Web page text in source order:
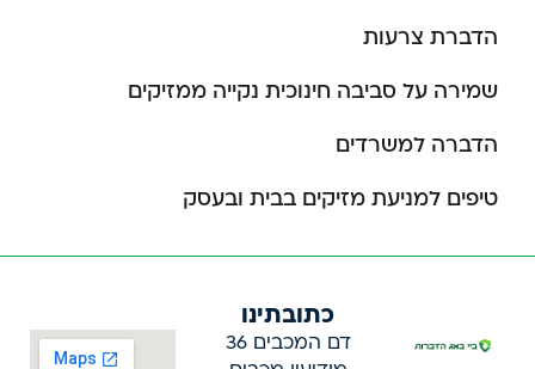
הדברת צרעות
שמירה על סביבה חינוכית נקייה ממזיקים
הדברה למשרדים
טיפים למניעת מזיקים בבית ובעסק
כתובתינו
דם המכבים 36